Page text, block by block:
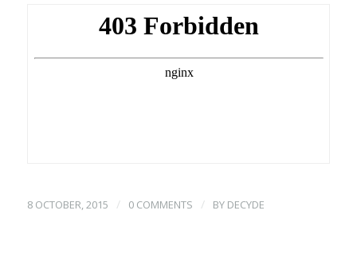
8 OCTOBER, 2015 / 0 COMMENTS / BY DECYDE